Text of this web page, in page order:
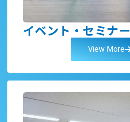
イベント・セミナー
View More